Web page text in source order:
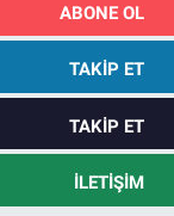
ABONE OL
TAKIP ET
TAKIP ET
İLETIŞIM